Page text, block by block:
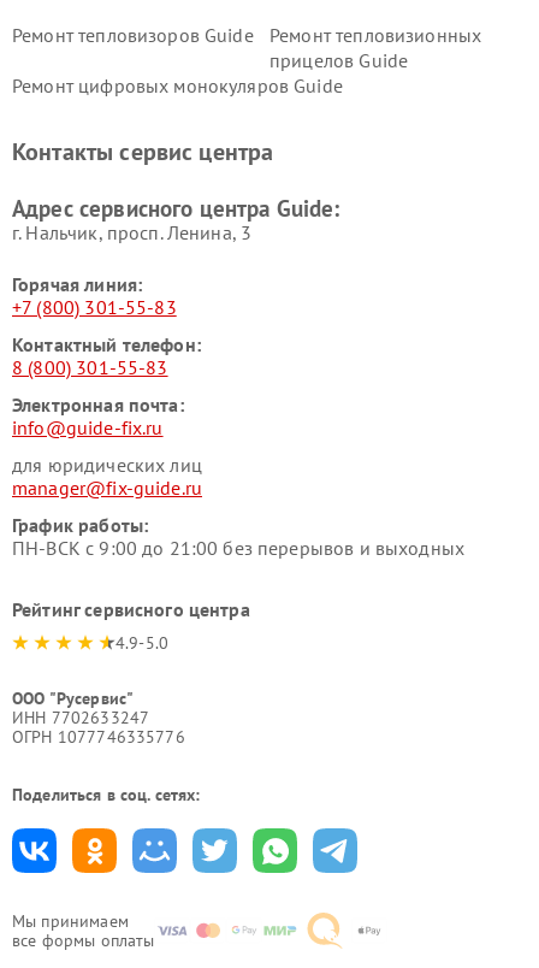
Мы принимаем
все формы оплаты
Ремонт тепловизоров Guide
Ремонт тепловизионных
прицелов Guide
Ремонт цифровых монокуляров Guide
Контакты сервис центра
Адрес сервисного центра Guide:
г. Нальчик, просп. Ленина, 3
Горячая линия:
+7 (800) 301-55-83
Контактный телефон:
8 (800) 301-55-83
Электронная почта:
info@guide-fix.ru
для юридических лиц
manager@fix-guide.ru
График работы:
ПН-ВСК с 9:00 до 21:00 без перерывов и выходных
Рейтинг сервисного центра
4.9-5.0
ООО "Русервис"
ИНН 7702633247
ОГРН 1077746335776
Поделиться в соц. сетях: